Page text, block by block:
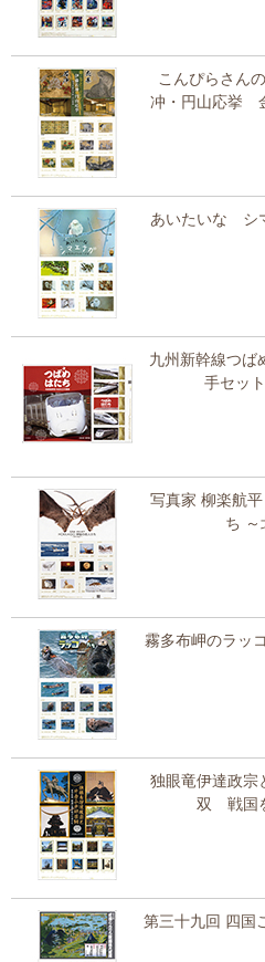
こんぴらさん
冲・円山応挙
あいたいな シ
九州新幹線つば
手セッ
写真家 柳楽航
ち ～
霧多布岬のラッ
独眼竜伊達政
双 戦国
第三十九回 四国